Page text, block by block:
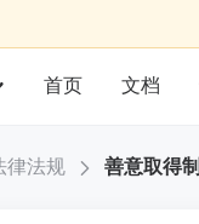
首页 文档
律法规 善意取得